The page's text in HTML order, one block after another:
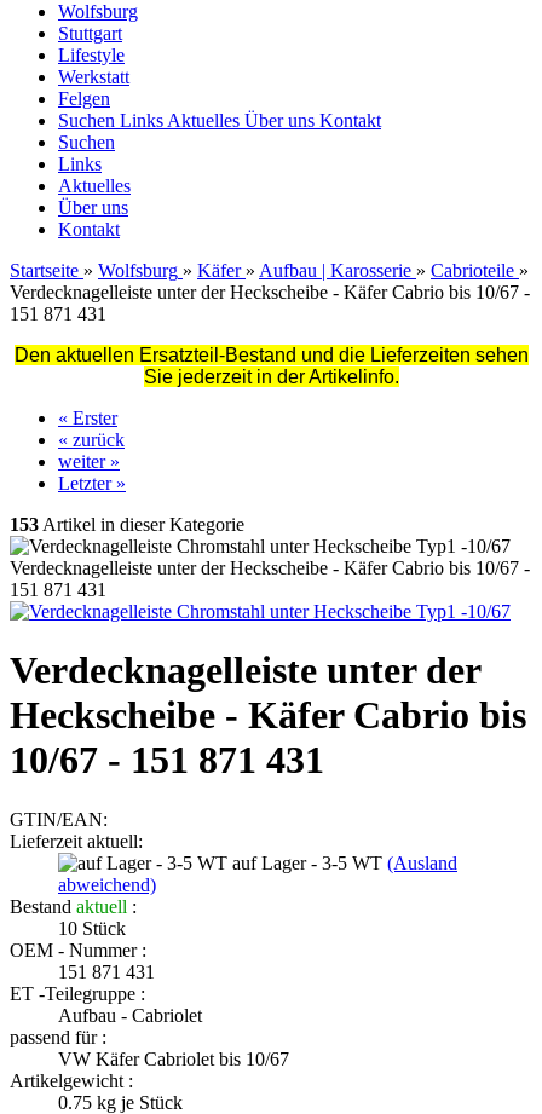
Wolfsburg
Stuttgart
Lifestyle
Werkstatt
Felgen
Suchen Links Aktuelles Über uns Kontakt
Suchen
Links
Aktuelles
Über uns
Kontakt
Startseite » Wolfsburg » Käfer » Aufbau | Karosserie » Cabrioteile »
Verdecknagelleiste unter der Heckscheibe - Käfer Cabrio bis 10/67 -
151 871 431
Den aktuellen Ersatzteil-Bestand und die Lieferzeiten sehen
Sie jederzeit in der Artikelinfo.
« Erster
« zurück
weiter »
Letzter »
153 Artikel in dieser Kategorie
Verdecknagelleiste unter der Heckscheibe - Käfer Cabrio bis 10/67 -
151 871 431
Verdecknagelleiste unter der
Heckscheibe - Käfer Cabrio bis
10/67 - 151 871 431
GTIN/EAN:
Lieferzeit aktuell:
auf Lager - 3-5 WT (Ausland
abweichend)
Bestand aktuell :
10 Stück
OEM - Nummer :
151 871 431
ET -Teilegruppe :
Aufbau - Cabriolet
passend für :
VW Käfer Cabriolet bis 10/67
Artikelgewicht :
0.75 kg je Stück